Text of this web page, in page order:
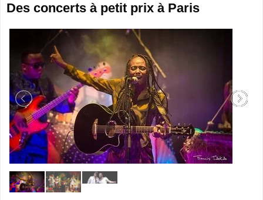
Des concerts à petit prix à Paris